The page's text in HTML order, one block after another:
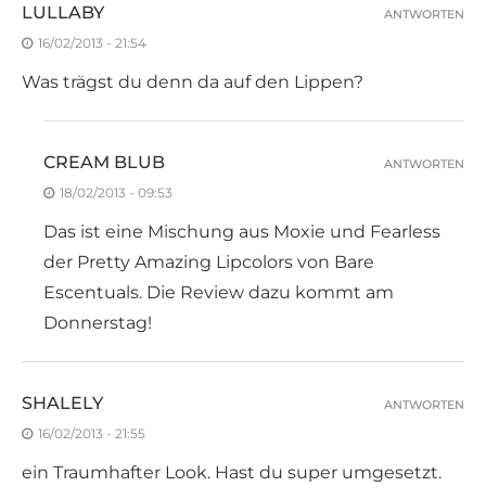
LULLABY
16/02/2013 - 21:54
Was trägst du denn da auf den Lippen?
ANTWORTEN
CREAM BLUB
18/02/2013 - 09:53
Das ist eine Mischung aus Moxie und Fearless
der Pretty Amazing Lipcolors von Bare
Escentuals. Die Review dazu kommt am
Donnerstag!
ANTWORTEN
SHALELY
16/02/2013 - 21:55
ein Traumhafter Look. Hast du super umgesetzt.
ANTWORTEN